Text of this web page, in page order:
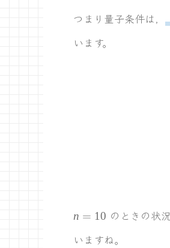
つまり量子条件は，
います。
n=10
n = 10 のときの状
いますね。